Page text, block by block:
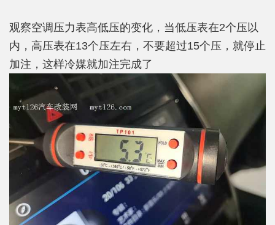
观察空调压力表高低压的变化，当低压表在2个压以
内，高压表在13个压左右，不要超过15个压，就停止
加注，这样冷媒就加注完成了